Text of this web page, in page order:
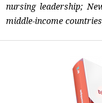
nursing leadership;
middle-income